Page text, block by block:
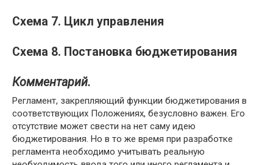
Схема 7. Цикл управления
Схема 8. Постановка бюджетирования
Комментарий.
Регламент, закрепляющий функции бюджетирования в
соответствующих Положениях, безусловно важен. Его
отсутствие может свести на нет саму идею
бюджетирования. Но в то же время при разработке
регламента необходимо учитывать реальную